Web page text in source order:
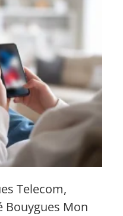
Telecom,
Mon